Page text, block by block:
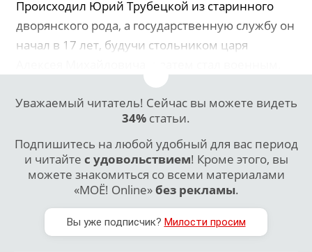
Происходил Юрий Трубецкой из старинного
дворянского рода, а государственную службу он
начал в 17 лет, будучи стольником царя
Уважаемый читатель! Сейчас вы можете видеть
34% статьи.
Подпишитесь на любой удобный для вас период
и читайте с удовольствием! Кроме этого, вы
можете знакомиться со всеми материалами
«МОЁ! Online»без рекламы.
Вы уже подписчик? Милости просим